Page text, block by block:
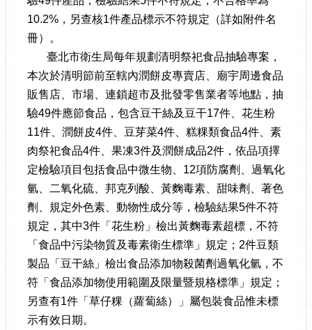
10.2%，另查核1件產品標示不符規定（詳如附件名
冊）。
臺北市衛生局每年規劃清明祭祀食品抽驗專案，
本次於清明節前至轄內潤餅皮專賣店、廟宇周邊食品
販售店、市場、連鎖超市及批發零售業者等地點，抽
驗49件應節食品，包含豆干絲及豆干17件、花生粉
11件、潤餅皮4件、豆芽菜4件、糕粿類食品4件、素
肉祭祀食品4件、果凍3件及潤餅成品2件，依品項擇
定檢驗項目包括食品中微生物、12項防腐劑、過氧化
氫、二氧化硫、邦克列酸、黃麴毒素、甜味劑、著色
劑、規定外色素、動物性成分等，檢驗結果5件不符
規定，其中3件「花生粉」檢出黃麴毒素超標，不符
「食品中污染物質及毒素衛生標準」規定；2件豆類
製品「豆干絲」檢出食品添加物殺菌劑過氧化氫，不
符「食品添加物使用範圍及限量暨規格標準」規定；
另查有1件「草仔粿（蘿蔔絲）」屬包裝食品惟未標
示有效日期。